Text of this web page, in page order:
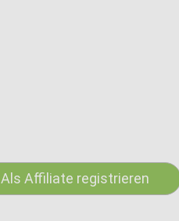
Als Affiliate registrieren